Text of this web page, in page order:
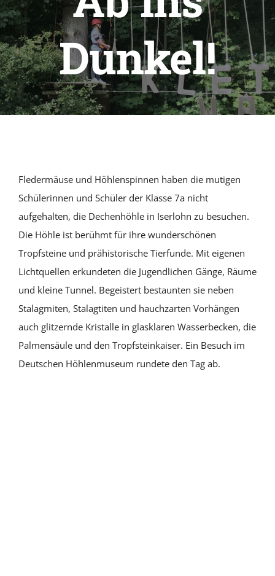
Über Uns
Kontakt
Dunkel!
Fledermäuse und Höhlenspinnen haben die mutigen
Schülerinnen und Schüler der Klasse 7a nicht
aufgehalten, die Dechenhöhle in Iserlohn zu besuchen.
Die Höhle ist berühmt für ihre wunderschönen
Tropfsteine und prähistorische Tierfunde. Mit eigenen
Lichtquellen erkundeten die Jugendlichen Gänge, Räume
und kleine Tunnel. Begeistert bestaunten sie neben
Stalagmiten, Stalagtiten und hauchzarten Vorhängen
auch glitzernde Kristalle in glasklaren Wasserbecken, die
Palmensäule und den Tropfsteinkaiser. Ein Besuch im
Deutschen Höhlenmuseum rundete den Tag ab.